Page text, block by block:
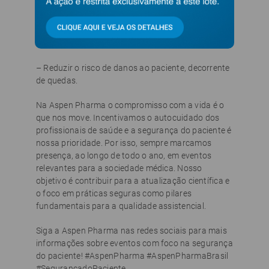
correto, procedimento correto e paciente correto;
– Reduzir o risco de infecções associadas a
– Reduzir o risco de danos ao paciente, decorrente
de quedas.
Na Aspen Pharma o compromisso com a vida é o
que nos move. Incentivamos o autocuidado dos
profissionais de saúde e a segurança do paciente é
nossa prioridade. Por isso, sempre marcamos
presença, ao longo de todo o ano, em eventos
relevantes para a sociedade médica. Nosso
objetivo é contribuir para a atualização científica e
o foco em práticas seguras como pilares
fundamentais para a qualidade assistencial.
Siga a Aspen Pharma nas redes sociais para mais
informações sobre eventos com foco na segurança
do paciente! #AspenPharma #AspenPharmaBrasil